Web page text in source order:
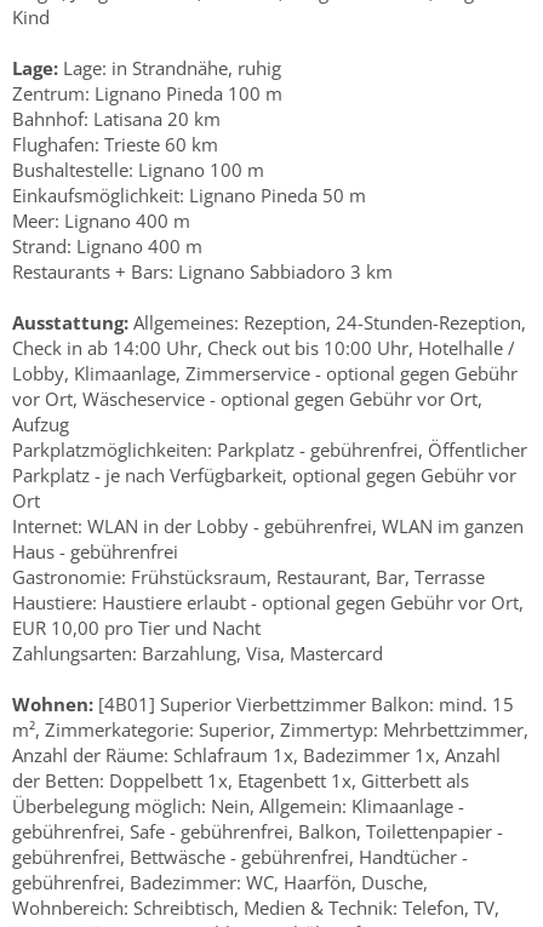
Kind
Lage: Lage: in Strandnähe, ruhig
Zentrum: Lignano Pineda 100 m
Bahnhof: Latisana 20 km
Flughafen: Trieste 60 km
Bushaltestelle: Lignano 100 m
Einkaufsmöglichkeit: Lignano Pineda 50 m
Meer: Lignano 400 m
Strand: Lignano 400 m
Restaurants + Bars: Lignano Sabbiadoro 3 km
Ausstattung: Allgemeines: Rezeption, 24-Stunden-Rezeption,
Check in ab 14:00 Uhr, Check out bis 10:00 Uhr, Hotelhalle /
Lobby, Klimaanlage, Zimmerservice - optional gegen Gebühr
vor Ort, Wäscheservice - optional gegen Gebühr vor Ort,
Aufzug
Parkplatzmöglichkeiten: Parkplatz - gebührenfrei, Öffentlicher
Parkplatz - je nach Verfügbarkeit, optional gegen Gebühr vor
Ort
Internet: WLAN in der Lobby - gebührenfrei, WLAN im ganzen
Haus - gebührenfrei
Gastronomie: Frühstücksraum, Restaurant, Bar, Terrasse
Haustiere: Haustiere erlaubt - optional gegen Gebühr vor Ort,
EUR 10,00 pro Tier und Nacht
Zahlungsarten: Barzahlung, Visa, Mastercard
Wohnen: [4B01] Superior Vierbettzimmer Balkon: mind. 15
m², Zimmerkategorie: Superior, Zimmertyp: Mehrbettzimmer,
Anzahl der Räume: Schlafraum 1x, Badezimmer 1x, Anzahl
der Betten: Doppelbett 1x, Etagenbett 1x, Gitterbett als
Überbelegung möglich: Nein, Allgemein: Klimaanlage -
gebührenfrei, Safe - gebührenfrei, Balkon, Toilettenpapier -
gebührenfrei, Bettwäsche - gebührenfrei, Handtücher -
gebührenfrei, Badezimmer: WC, Haarfön, Dusche,
Wohnbereich: Schreibtisch, Medien & Technik: Telefon, TV,